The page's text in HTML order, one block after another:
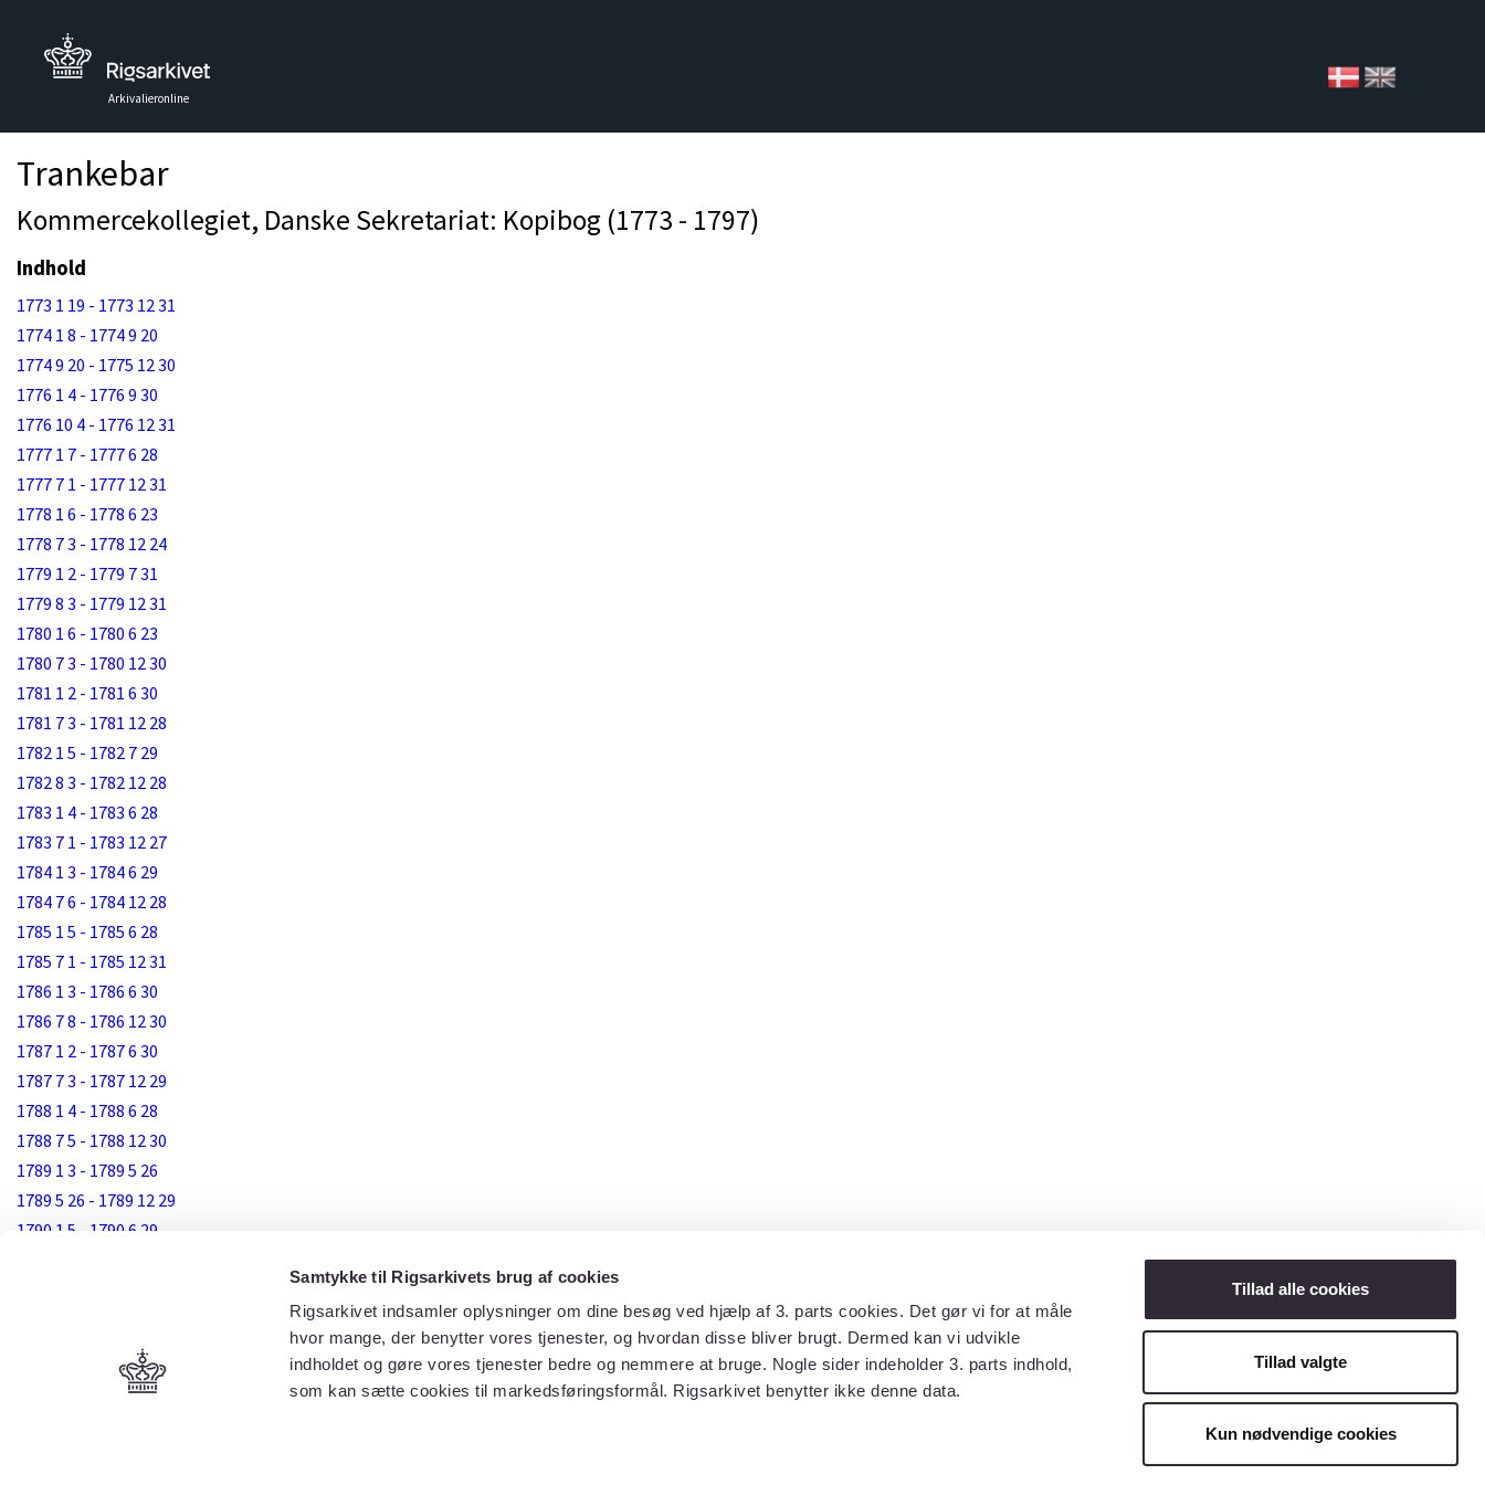
Samtykke til Rigsarkivets brug af cookies
Rigsarkivet indsamler oplysninger om dine besøg ved hjælp af 3. parts cookies. Det gør vi for at måle
hvor mange, der benytter vores tjenester, og hvordan disse bliver brugt. Dermed kan vi udvikle
indholdet og gøre vores tjenester bedre og nemmere at bruge. Nogle sider indeholder 3. parts indhold,
som kan sætte cookies til markedsføringsformål. Rigsarkivet benytter ikke denne data.
Tillad alle cookies
Tillad valgte
Kun nødvendige cookies
Arkivalieronline
Trankebar
Kommercekollegiet, Danske Sekretariat: Kopibog (1773 - 1797)
Indhold
1773 1 19 - 1773 12 31
1774 1 8 - 1774 9 20
1774 9 20 - 1775 12 30
1776 1 4 - 1776 9 30
1776 10 4 - 1776 12 31
1777 1 7 - 1777 6 28
1777 7 1 - 1777 12 31
1778 1 6 - 1778 6 23
1778 7 3 - 1778 12 24
1779 1 2 - 1779 7 31
1779 8 3 - 1779 12 31
1780 1 6 - 1780 6 23
1780 7 3 - 1780 12 30
1781 1 2 - 1781 6 30
1781 7 3 - 1781 12 28
1782 1 5 - 1782 7 29
1782 8 3 - 1782 12 28
1783 1 4 - 1783 6 28
1783 7 1 - 1783 12 27
1784 1 3 - 1784 6 29
1784 7 6 - 1784 12 28
1785 1 5 - 1785 6 28
1785 7 1 - 1785 12 31
1786 1 3 - 1786 6 30
1786 7 8 - 1786 12 30
1787 1 2 - 1787 6 30
1787 7 3 - 1787 12 29
1788 1 4 - 1788 6 28
1788 7 5 - 1788 12 30
1789 1 3 - 1789 5 26
1789 5 26 - 1789 12 29
1790 1 5 - 1790 6 29
1792 1 5 - 1792 6 30
1792 7 3 - 1792 12 29